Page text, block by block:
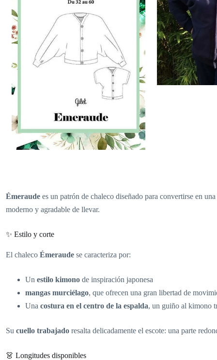
Émeraude es un patrón de chaleco diseñado para convertirse en
moderno y agradable de llevar.
✨ Estilo y corte
El chaleco Émeraude se caracteriza por:
Un estilo kimono de inspiración japonesa
mangas murciélago, que ofrecen una gran libertad de
Una costura en el centro de la espalda, un guiño al kimono
Su cuello trabajado resalta delicadamente el escote: una parte
👗 Longitudes disponibles